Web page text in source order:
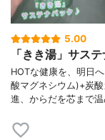
5.00
「きき湯」サス
HOTな健康を、明日
酸マグネシウム)+炭
進、からだを芯まで